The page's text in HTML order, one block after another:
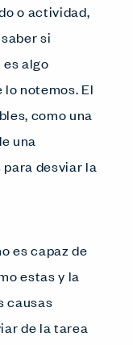
o actividad,
si
algo
lo notemos. El
como una
una
desviar la
es capaz de
estas y la
causas
de la tarea